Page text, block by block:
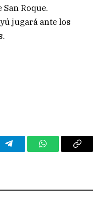
Roque.
jugará ante los
TelegramWhatsAppCopy